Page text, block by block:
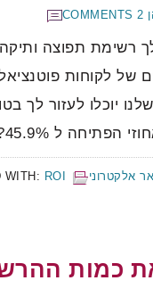
2 COMMENTS
רשימת תפוצה
של לקוחות
יוכלו לעזור לך
45.9%? התשובה כאן…
אלקטרוני WITH: ROI
כמות